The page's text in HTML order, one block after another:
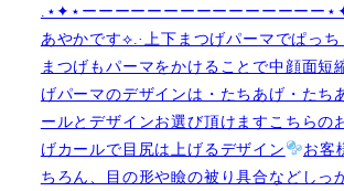
.⋆✦⋆ーーーーーーーーーーーーーーー
あやかです︎⟡.·上下まつげパーマでぱっ
まつげもパーマをかけることで中顔面
げパーマのデザインは・たちあげ・たち
ールとデザインお選び頂けますこちらの
げカールで目尻は上げるデザイン
お客
ちろん、目の形や瞼の被り具合などしっ